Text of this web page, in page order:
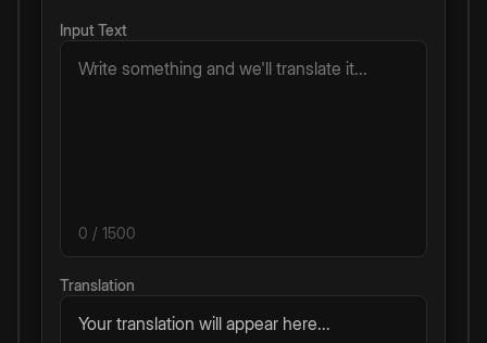
Input Text
0 / 1500
Translation
Your translation will appear here...